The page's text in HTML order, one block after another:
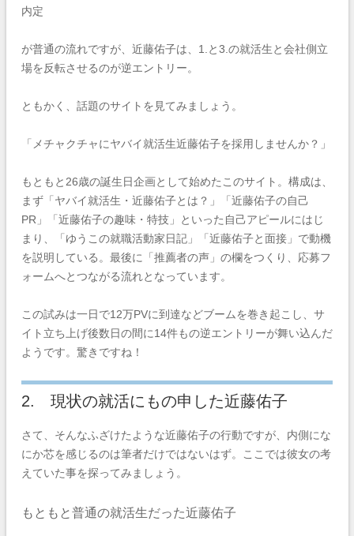
内定
が普通の流れですが、近藤佑子は、1.と3.の就活生と会社側立
場を反転させるのが逆エントリー。
ともかく、話題のサイトを見てみましょう。
「メチャクチャにヤバイ就活生近藤佑子を採用しませんか？」
もともと26歳の誕生日企画として始めたこのサイト。 構成は、
まず「ヤバイ就活生・近藤佑子とは？」「近藤佑子の自己
PR」「近藤佑子の趣味・特技」といった自己アピールにはじ
まり、「ゆうこの就職活動家日記」「近藤佑子と面接」で動機
を説明している。最後に「推薦者の声」の欄をつくり、応募フ
ォームへとつながる流れとなっています。
この試みは一日で12万PVに到達などブームを巻き起こし、サ
イト立ち上げ後数日の間に14件もの逆エントリーが舞い込んだ
ようです。驚きですね！
2. 現状の就活にもの申した近藤佑子
さて、そんなふざけたような近藤佑子の行動ですが、内側にな
にか芯を感じるのは筆者だけではないはず。ここでは彼女の考
えていた事を探ってみましょう。
もともと普通の就活生だった近藤佑子